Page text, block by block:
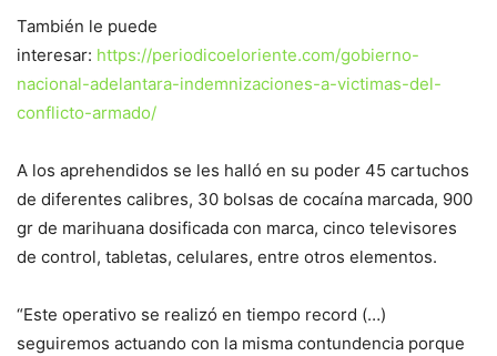
También le puede
interesar: https://periodicoeloriente.com/gobierno-
nacional-adelantara-indemnizaciones-a-victimas-del-
conflicto-armado/
A los aprehendidos se les halló en su poder 45 cartuchos
de diferentes calibres, 30 bolsas de cocaína marcada, 900
gr de marihuana dosificada con marca, cinco televisores
de control, tabletas, celulares, entre otros elementos.
“Este operativo se realizó en tiempo record (…)
seguiremos actuando con la misma contundencia porque